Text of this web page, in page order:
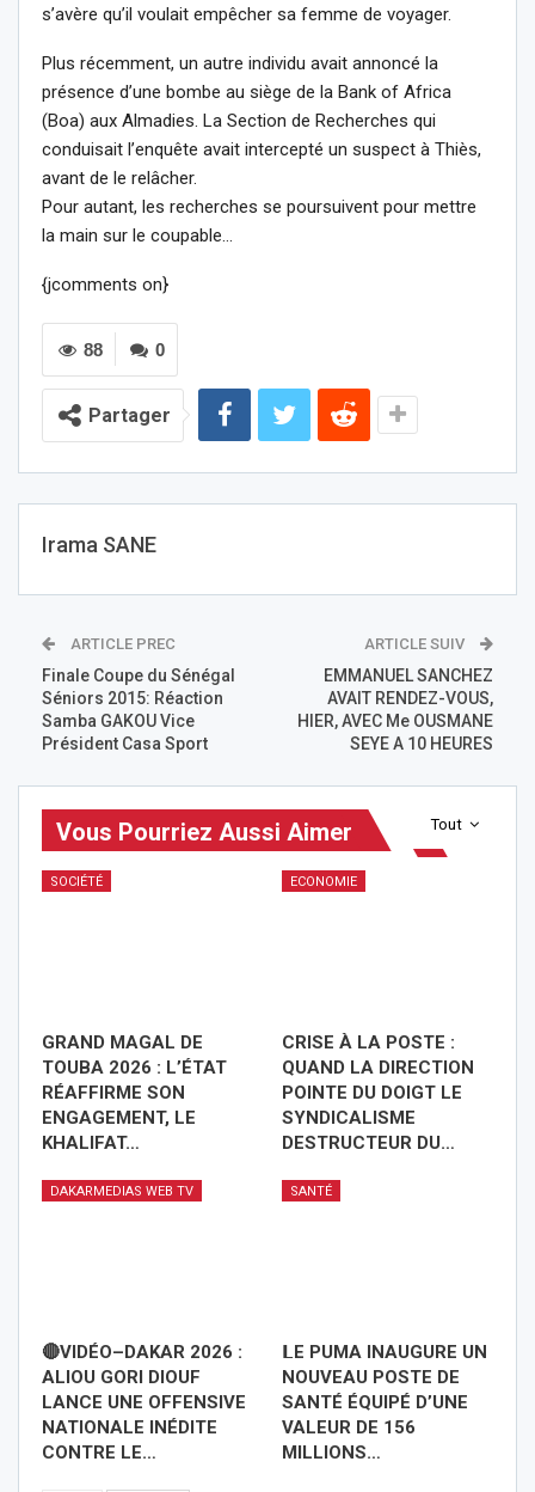
s’avère qu’il voulait empêcher sa femme de voyager.
Plus récemment, un autre individu avait annoncé la
présence d’une bombe au siège de la Bank of Africa
(Boa) aux Almadies. La Section de Recherches qui
conduisait l’enquête avait intercepté un suspect à Thiès,
avant de le relâcher.
Pour autant, les recherches se poursuivent pour mettre
la main sur le coupable…
{jcomments on}
0
88
Partager
Irama SANE
ARTICLE PREC
Finale Coupe du Sénégal
Séniors 2015: Réaction
Samba GAKOU Vice
Président Casa Sport
ARTICLE SUIV
EMMANUEL SANCHEZ
AVAIT RENDEZ-VOUS,
HIER, AVEC Me OUSMANE
SEYE A 10 HEURES
Tout
Vous Pourriez Aussi Aimer
SOCIÉTÉ
GRAND MAGAL DE
TOUBA 2026 : L’ÉTAT
RÉAFFIRME SON
ENGAGEMENT, LE
KHALIFAT…
ECONOMIE
CRISE À LA POSTE :
QUAND LA DIRECTION
POINTE DU DOIGT LE
SYNDICALISME
DESTRUCTEUR DU…
DAKARMEDIAS WEB TV
🔴VIDÉO–DAKAR 2026 :
ALIOU GORI DIOUF
LANCE UNE OFFENSIVE
NATIONALE INÉDITE
CONTRE LE…
SANTÉ
𝗟E PUMA INAUGURE UN
NOUVEAU POSTE DE
SANTÉ ÉQUIPÉ D’UNE
VALEUR DE 156
MILLIONS…